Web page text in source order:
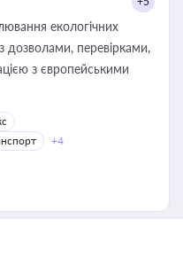
екологічних
перевірками,
з європейськими
+4